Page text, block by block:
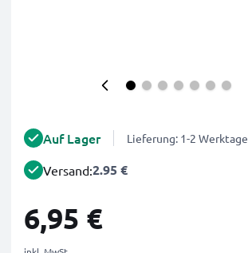
Auf Lager Lieferung: 1-2 Werktage
Versand:2.95 €
6,95 €